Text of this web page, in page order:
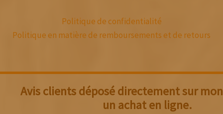
Politique de confidentialité
Politique en matière de remboursements et de retours
Avis clients déposé directement sur
un achat en ligne.